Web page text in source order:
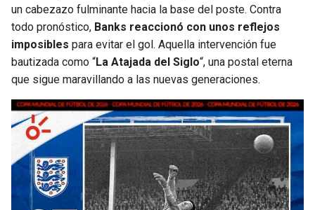
un cabezazo fulminante hacia la base del poste. Contra
todo pronóstico, Banks reaccionó con unos reflejos
imposibles para evitar el gol. Aquella intervención fue
bautizada como “La Atajada del Siglo“, una postal eterna
que sigue maravillando a las nuevas generaciones.